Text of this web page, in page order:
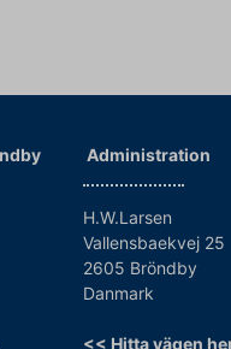
Administration
H.W.Larsen
Vallensbaekvej 25
2605 Bröndby
Danmark
<< Hitta vägen